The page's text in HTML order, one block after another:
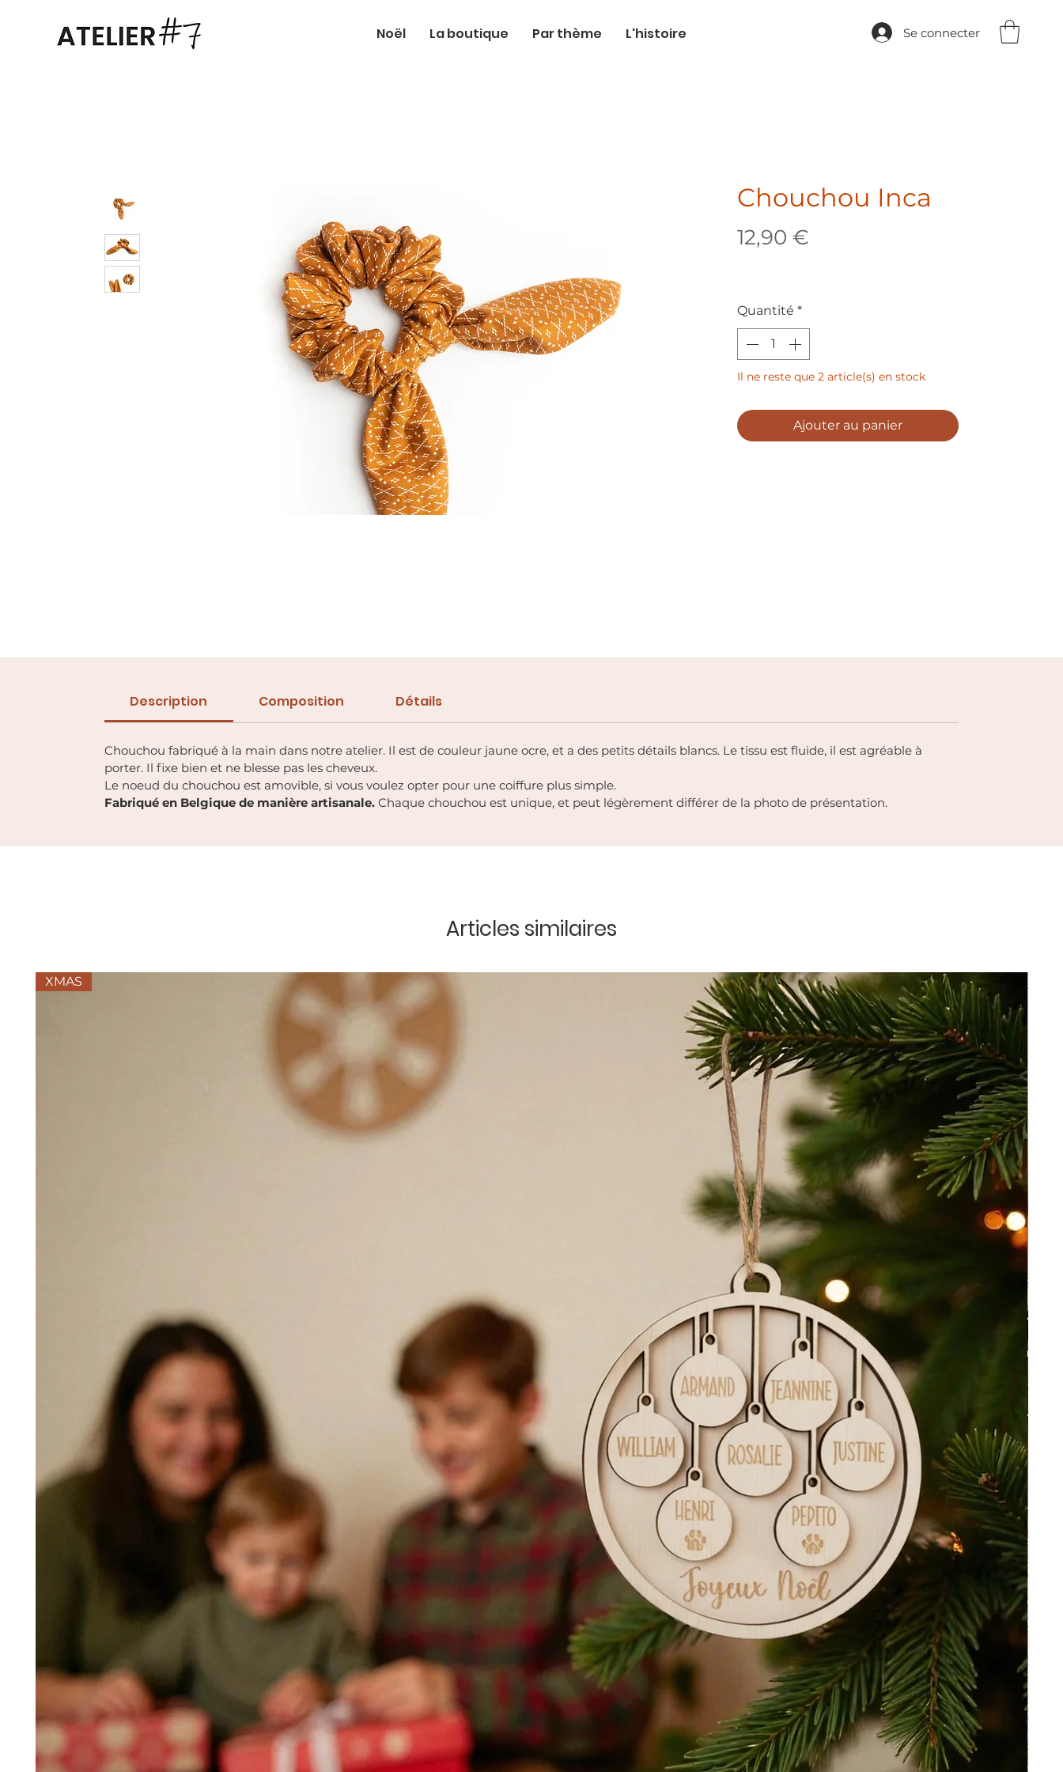
Noël La boutique Par thème L'histoire Se connecter
Chouchou Inca
12,90 €
Quantité *
Il ne reste que 2 article(s) en stock
Ajouter au panier
Description Composition Détails
Chouchou fabriqué à la main dans notre atelier. Il est de couleur jaune ocre, et a des petits détails blancs. Le tissu est fluide, il est agréable à
porter. Il fixe bien et ne blesse pas les cheveux.
Le noeud du chouchou est amovible, si vous voulez opter pour une coiffure plus simple.
Fabriqué en Belgique de manière artisanale. Chaque chouchou est unique, et peut légèrement différer de la photo de présentation.
Articles similaires
XMAS